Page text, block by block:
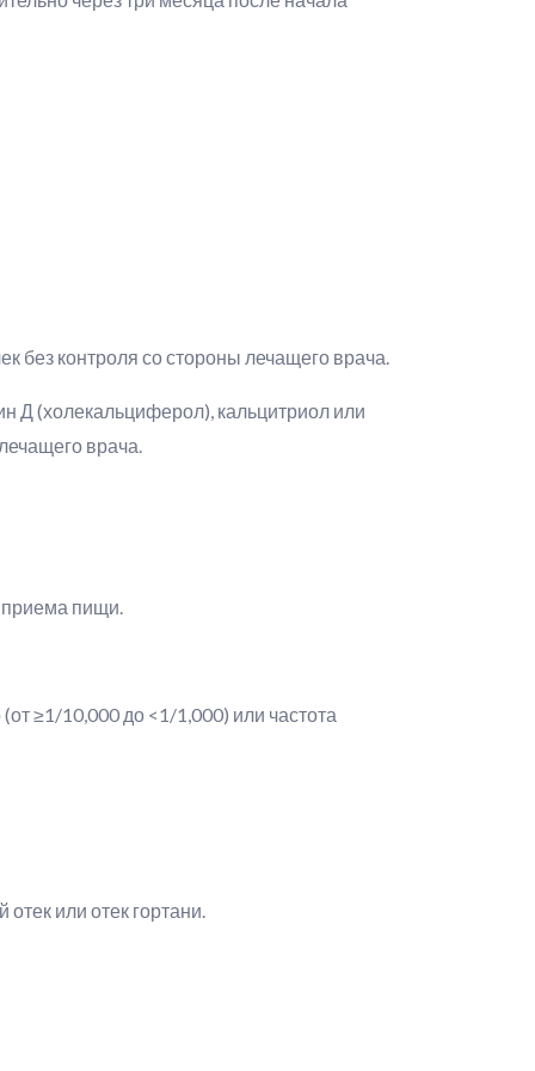
без контроля со стороны лечащего врача.
Д (холекальциферол), кальцитриол или
врача.
приема пищи.
≥1/10,000 до <1/1,000) или частота
или отек гортани.